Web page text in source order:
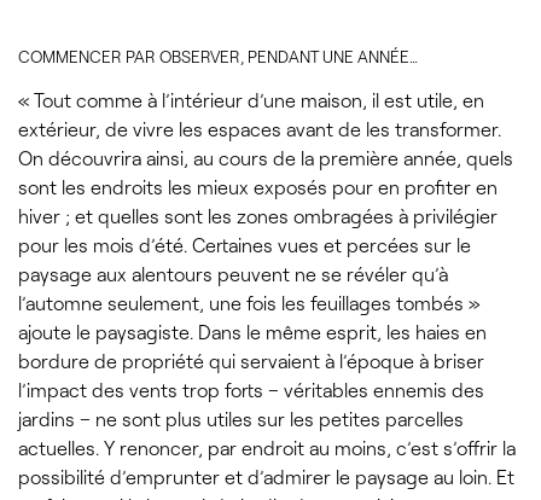
COMMENCER PAR OBSERVER, PENDANT UNE ANNÉE…
« Tout comme à l’intérieur d’une maison, il est utile, en
extérieur, de vivre les espaces avant de les transformer.
On découvrira ainsi, au cours de la première année, quels
sont les endroits les mieux exposés pour en profiter en
hiver ; et quelles sont les zones ombragées à privilégier
pour les mois d’été. Certaines vues et percées sur le
paysage aux alentours peuvent ne se révéler qu’à
l’automne seulement, une fois les feuillages tombés »
ajoute le paysagiste. Dans le même esprit, les haies en
bordure de propriété qui servaient à l’époque à briser
l’impact des vents trop forts – véritables ennemis des
jardins – ne sont plus utiles sur les petites parcelles
actuelles. Y renoncer, par endroit au moins, c’est s’offrir la
possibilité d’emprunter et d’admirer le paysage au loin. Et